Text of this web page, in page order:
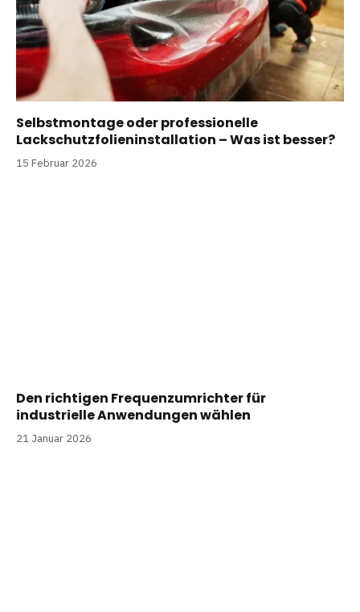
Selbstmontage oder professionelle
Lackschutzfolieninstallation – Was ist besser?
15 Februar 2026
Den richtigen Frequenzumrichter für
industrielle Anwendungen wählen
21 Januar 2026